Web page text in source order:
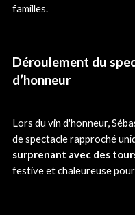
familles.
Déroulement du
d’honneur
Lors du vin d'honneur,
de spectacle rapproché
surprenant avec des
festive et chaleureuse